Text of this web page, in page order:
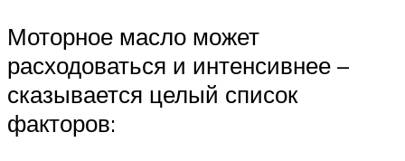
Моторное масло может
расходоваться и интенсивнее –
сказывается целый список
факторов: